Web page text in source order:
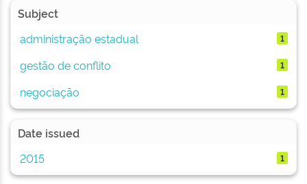
Subject
administração estadual
1
gestão de conflito 1
negociação 1
Date issued
2015
1